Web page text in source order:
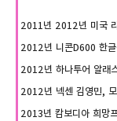
2011년 2012년 미국
2012년 니콘D600 한글
2012년 하나투어 알래
2012년 넥센 김영민,
2013년 캄보디아 희망